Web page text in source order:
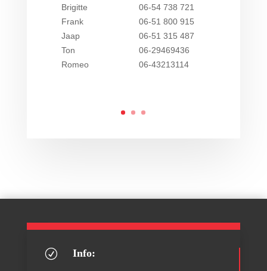
Brigitte
06-54 738 721
Frank
06-51 800 915
Jaap
06-51 315 487
Ton
06-29469436
Romeo
06-43213114
R Info: